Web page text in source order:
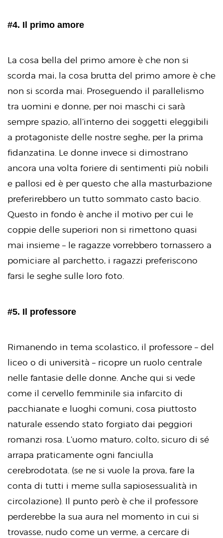
#4. Il primo amore
La cosa bella del primo amore è che non si
scorda mai, la cosa brutta del primo amore è che
non si scorda mai. Proseguendo il parallelismo
tra uomini e donne, per noi maschi ci sarà
sempre spazio, all’interno dei soggetti eleggibili
a protagoniste delle nostre seghe, per la prima
fidanzatina. Le donne invece si dimostrano
ancora una volta foriere di sentimenti più nobili
e pallosi ed è per questo che alla masturbazione
preferirebbero un tutto sommato casto bacio.
Questo in fondo è anche il motivo per cui le
coppie delle superiori non si rimettono quasi
mai insieme – le ragazze vorrebbero tornassero a
pomiciare al parchetto, i ragazzi preferiscono
farsi le seghe sulle loro foto.
#5. Il professore
Rimanendo in tema scolastico, il professore – del
liceo o di università – ricopre un ruolo centrale
nelle fantasie delle donne. Anche qui si vede
come il cervello femminile sia infarcito di
pacchianate e luoghi comuni, cosa piuttosto
naturale essendo stato forgiato dai peggiori
romanzi rosa. L’uomo maturo, colto, sicuro di sé
arrapa praticamente ogni fanciulla
cerebrodotata. (se ne si vuole la prova, fare la
conta di tutti i meme sulla sapiosessualità in
circolazione). Il punto però è che il professore
perderebbe la sua aura nel momento in cui si
trovasse, nudo come un verme, a cercare di